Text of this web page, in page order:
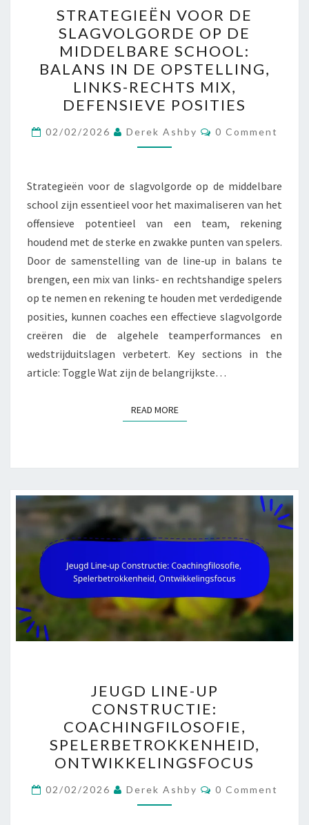
VOOR
DE
SLAGVOLGORDE
OP
DE
MIDDELBARE
SCHOOL:
BALANS
DE
OPSTELLING,
LINKS-
RECHTS
MIX,
DEFENSIEVE
POSITIES
STRATEGIEËN VOOR DE
SLAGVOLGORDE OP DE
MIDDELBARE SCHOOL:
BALANS IN DE OPSTELLING,
LINKS-RECHTS MIX,
DEFENSIEVE POSITIES
02/02/2026 Derek Ashby Comments
0 Comment
Strategieën voor de slagvolgorde op de middelbare
school zijn essentieel voor het maximaliseren van het
offensieve potentieel van een team, rekening
houdend met de sterke en zwakke punten van spelers.
Door de samenstelling van de line-up in balans te
brengen, een mix van links- en rechtshandige spelers
op te nemen en rekening te houden met verdedigende
posities, kunnen coaches een effectieve slagvolgorde
creëren die de algehele teamperformances en
wedstrijduitslagen verbetert. Key sections in the
article: Toggle Wat zijn de belangrijkste…
READ MOREREAD MORE
LINE-
UP
CONSTRUCTIE:
COACHINGFILOSOFIE,
SPELERBETROKKENHEID,
ONTWIKKELINGSFOCUS
JEUGD LINE-UP
CONSTRUCTIE:
COACHINGFILOSOFIE,
SPELERBETROKKENHEID,
ONTWIKKELINGSFOCUS
02/02/2026 Derek Ashby Comments
0 Comment